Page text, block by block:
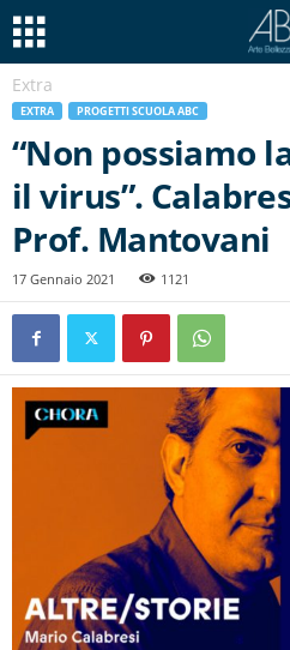
Extra
EXTRA PROGETTI SCUOLA ABC
“Non possiamo
il virus”.
Prof. Mantovani
17 Gennaio 2021 1121